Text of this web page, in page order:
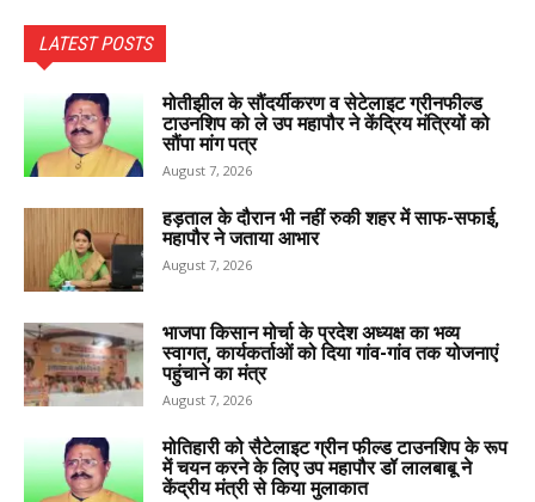
LATEST POSTS
मोतीझील के सौंदर्यीकरण व सेटेलाइट ग्रीनफील्ड
टाउनशिप को ले उप महापौर ने केंद्रिय मंत्रियों को
सौंपा मांग पत्र
August 7, 2026
हड़ताल के दौरान भी नहीं रुकी शहर में साफ-सफाई,
महापौर ने जताया आभार
August 7, 2026
भाजपा किसान मोर्चा के प्रदेश अध्यक्ष का भव्य
स्वागत, कार्यकर्ताओं को दिया गांव-गांव तक योजनाएं
पहुंचाने का मंत्र
August 7, 2026
मोतिहारी को सैटेलाइट ग्रीन फील्ड टाउनशिप के रूप
में चयन करने के लिए उप महापौर डॉ लालबाबू ने
केंद्रीय मंत्री से किया मुलाकात